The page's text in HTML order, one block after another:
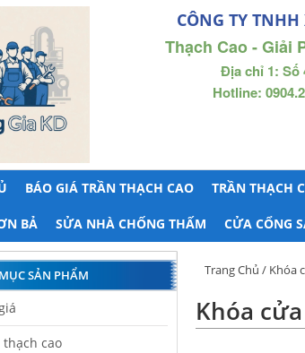
CÔNG TY
Thạch Cao - Giải
Địa chỉ 1: Số
Hotline:
BÁO GIÁ TRẦN THẠCH CAO TRẦN THẠCH
BẢ SỬA NHÀ CHỐNG THẤM CỬA CỔNG
Trang Chủ / Khóa
Khóa
SẢN PHẨM
thạch cao